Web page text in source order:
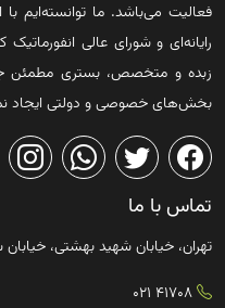
فعالیت می‌باشد. ما توانسته‌ایم
رایانه‌ای و شورای عالی
زبده و متخصص، بستری مطمئن
بخش‌های خصوصی و دولتی ایجاد
تماس با ما
تهران، خیابان شهید بهشتی، خیابان
41708 021